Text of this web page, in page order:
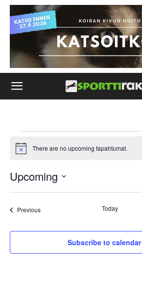
Tapahtumat
Notice There are no upcoming tapahtumat.
Upcoming
PreviousTapahtumat Today
Subscribe to calendar